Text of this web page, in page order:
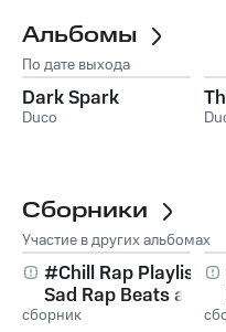
Альбомы
По дате выхода
Dark Spark
Duco
Сборники
Участие в других альбомах
#Chill Rap Playlist:
Sad Rap Beats and
Emotional Songs
сборник